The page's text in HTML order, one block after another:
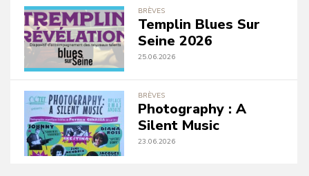
BRÈVES
Templin Blues Sur
Seine 2026
25.06.2026
BRÈVES
Photography : A
Silent Music
23.06.2026